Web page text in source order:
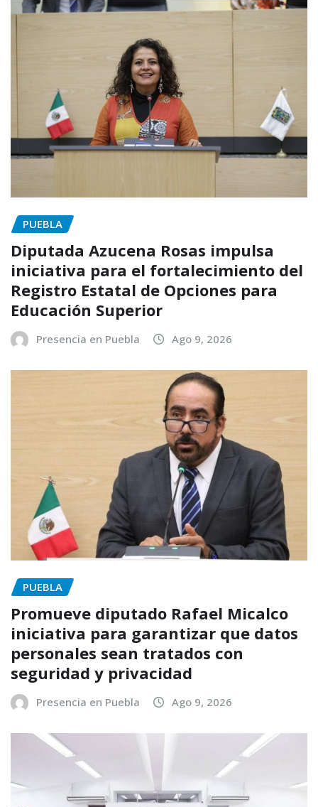
PUEBLA
Diputada Azucena Rosas impulsa
iniciativa para el fortalecimiento del
Registro Estatal de Opciones para
Educación Superior
Presencia en Puebla Ago 9, 2026
PUEBLA
Promueve diputado Rafael Micalco
iniciativa para garantizar que datos
personales sean tratados con
seguridad y privacidad
Presencia en Puebla Ago 9, 2026